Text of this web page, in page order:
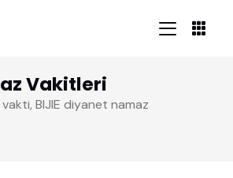
Vakitleri
BIJIE diyanet namaz